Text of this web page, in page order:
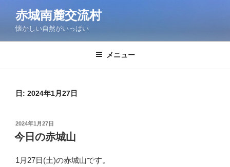
ン
赤城南麓交流村
懐かしい自然がいっぱい
メニュー
日: 2024年1月27日
投
稿
日:
2024年1月27日
今日の赤城山
1月27日(土)の赤城山です。